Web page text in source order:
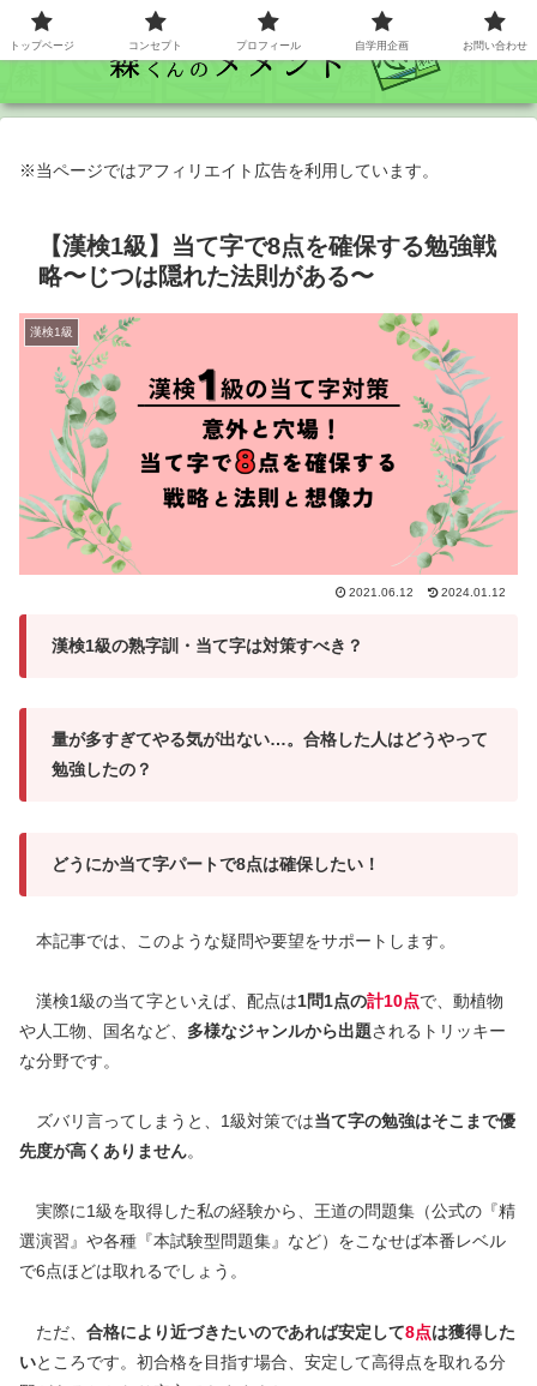
※当ページではアフィリエイト広告を利用しています。
【漢検1級】当て字で8点を確保する勉強戦
略〜じつは隠れた法則がある〜
漢検1級
2021.06.12 2024.01.12
漢検1級の熟字訓・当て字は対策すべき？
量が多すぎてやる気が出ない…。合格した人はどうやって
勉強したの？
どうにか当て字パートで8点は確保したい！
本記事では、このような疑問や要望をサポートします。
漢検1級の当て字といえば、配点は1問1点の計10点で、動植物
や人工物、国名など、 多様なジャンルから出題されるトリッキー
な分野です。
ズバリ言ってしまうと、1級対策では当て字の勉強はそこまで優
先度が高くありません。
実際に1級を取得した私の経験から、王道の問題集（公式の『精
選演習』や各種『本試験型問題集』など）をこなせば本番レベル
で6点ほどは取れるでしょう。
ただ、 合格により近づきたいのであれば安定して8点は獲得した
いところです。初合格を目指す場合、安定して高得点を取れる分
トップベージ コンセプト プロフィール 自学用企画 お問い合わせ